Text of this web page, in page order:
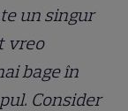
un singur
vreo
bage în
Consider